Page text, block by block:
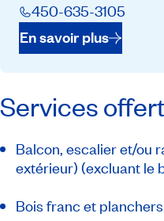
450-635-3105
En savoir plus
Services
Balcon, escalier et/ou
extérieur) (excluant le
Bois franc et